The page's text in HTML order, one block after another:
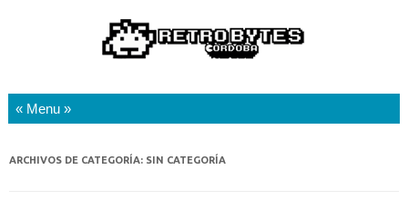
Saltar al contenido
ARCHIVOS DE CATEGORÍA: SIN CATEGORÍA